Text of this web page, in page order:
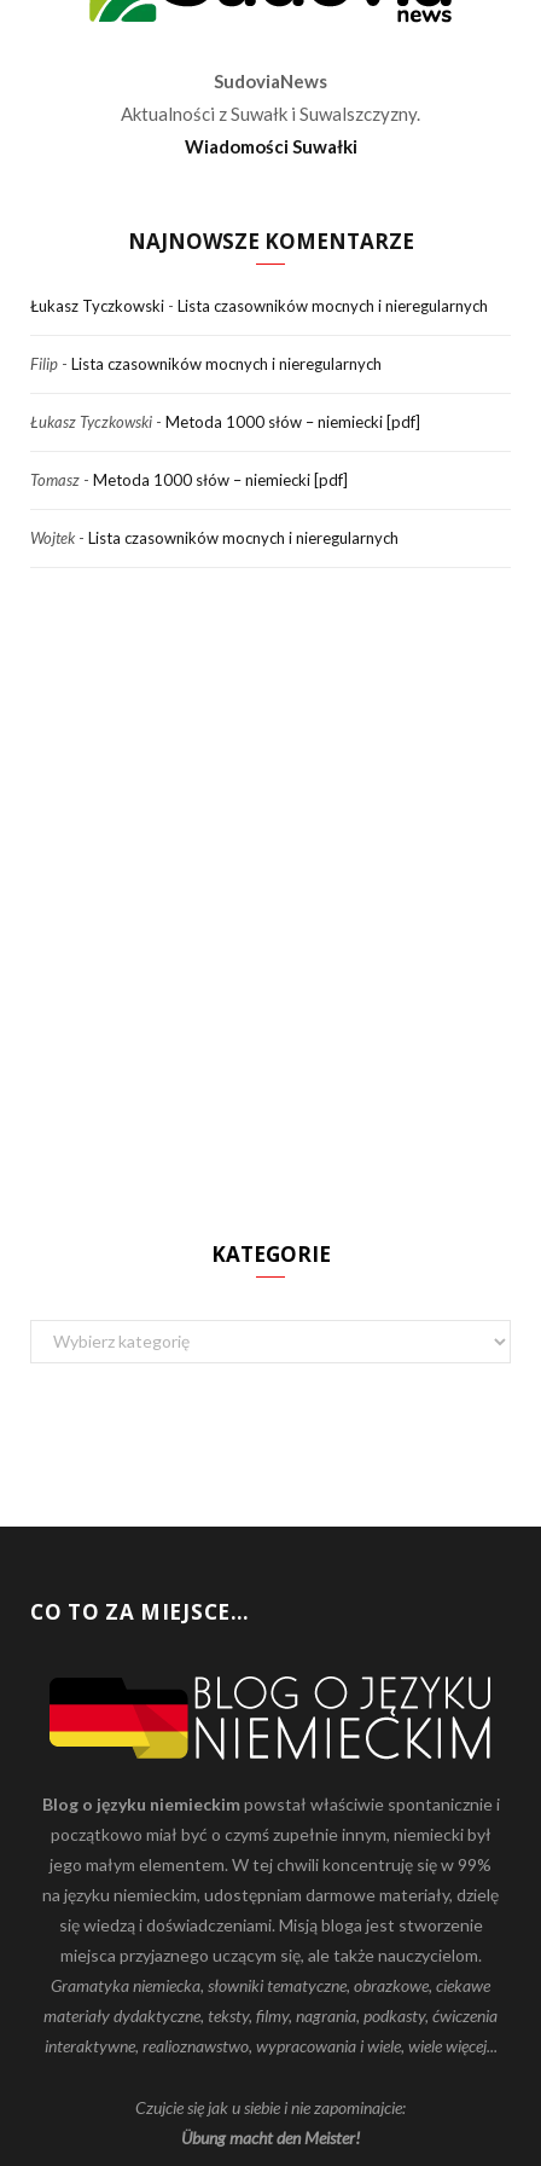
SudoviaNews
Aktualności z Suwałk i Suwalszczyzny.
Wiadomości Suwałki
NAJNOWSZE KOMENTARZE
Łukasz Tyczkowski - Lista czasowników mocnych i nieregularnych
Filip - Lista czasowników mocnych i nieregularnych
Łukasz Tyczkowski - Metoda 1000 słów – niemiecki [pdf]
Tomasz - Metoda 1000 słów – niemiecki [pdf]
Wojtek - Lista czasowników mocnych i nieregularnych
KATEGORIE
Kategorie
CO TO ZA MIEJSCE…
Blog o języku niemieckimpowstał właściwie spontanicznie i
początkowo miał być o czymś zupełnie innym, niemiecki był
jego małym elementem. W tej chwili koncentruję się w 99%
na języku niemieckim, udostępniam darmowe materiały, dzielę
się wiedzą i doświadczeniami. Misją bloga jest stworzenie
miejsca przyjaznego uczącym się, ale także nauczycielom.
Gramatyka niemiecka, słowniki tematyczne, obrazkowe, ciekawe
materiały dydaktyczne, teksty, filmy, nagrania, podkasty, ćwiczenia
interaktywne, realioznawstwo, wypracowania i wiele, wiele więcej...
Czujcie się jak u siebie i nie zapominajcie:
Übung macht den Meister!